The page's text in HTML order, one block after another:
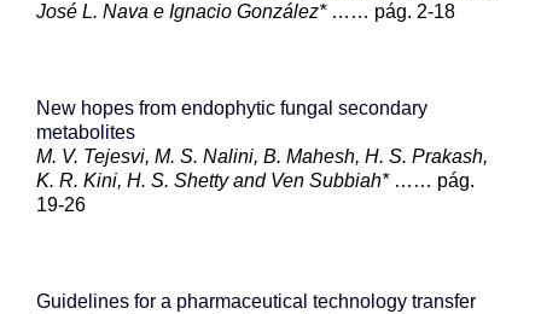
José L. Nava e Ignacio González* …… pág. 2-18
New hopes from endophytic fungal secondary
metabolites
M. V. Tejesvi, M. S. Nalini, B. Mahesh, H. S. Prakash,
K. R. Kini, H. S. Shetty and Ven Subbiah* …… pág.
19-26
Guidelines for a pharmaceutical technology transfer